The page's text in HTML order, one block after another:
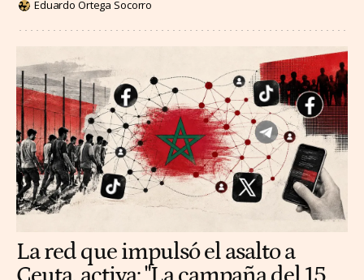
Eduardo Ortega Socorro
La red que impulsó el asalto a